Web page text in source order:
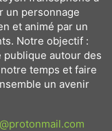
un personnage
et animé par un
Notre objectif :
autour des
temps et faire
un avenir